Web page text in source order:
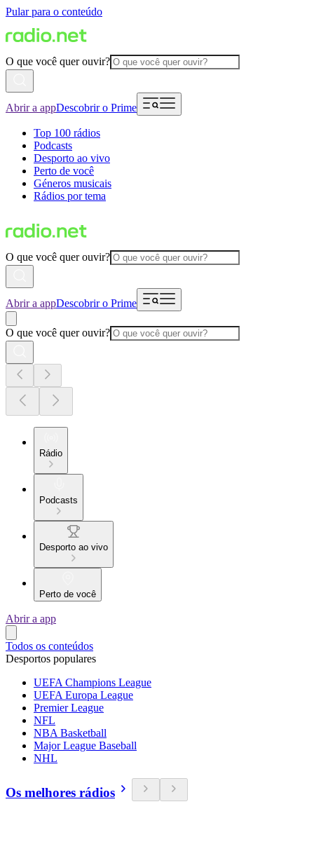
Pular para o conteúdo
O que você quer ouvir?
Abrir a appDescobrir o Prime
Top 100 rádios
Podcasts
Desporto ao vivo
Perto de você
Géneros musicais
Rádios por tema
O que você quer ouvir?
Abrir a appDescobrir o Prime
O que você quer ouvir?
Rádio
Podcasts
Desporto ao vivo
Perto de você
Abrir a app
Todos os conteúdos
Desportos populares
UEFA Champions League
UEFA Europa League
Premier League
NFL
NBA Basketball
Major League Baseball
NHL
Os melhores rádios